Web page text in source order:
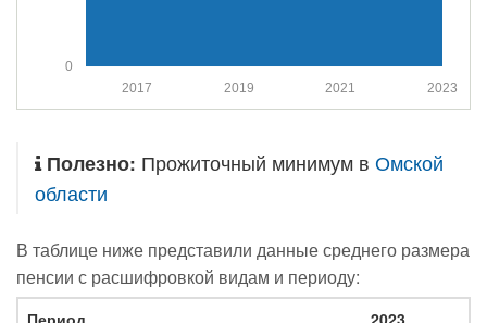
0
2023
2021
2019
2017
Полезно: Прожиточный минимум в Омской
области
В таблице ниже представили данные среднего размера
пенсии с расшифровкой видам и периоду:
2023